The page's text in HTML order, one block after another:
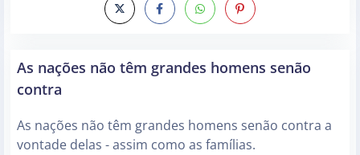
As nações não têm grandes homens senão
contra
As nações não têm grandes homens senão contra a
vontade delas - assim como as famílias.